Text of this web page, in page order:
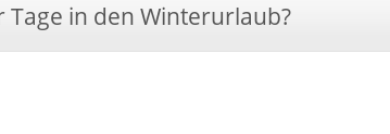
Tage in den Winterurlaub?